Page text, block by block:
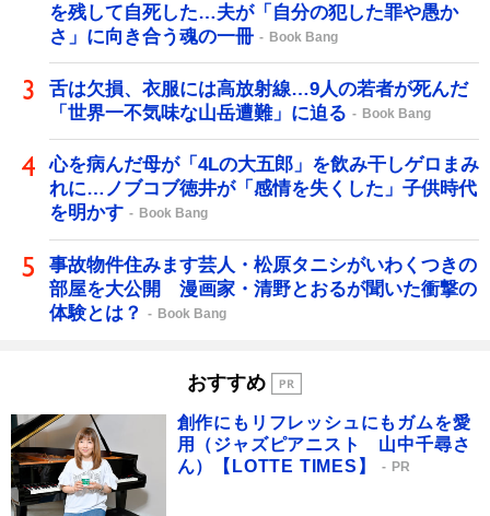
を残して自死した…夫が「自分の犯した罪や愚か
さ」に向き合う魂の一冊
Book Bang
舌は欠損、衣服には高放射線…9人の若者が死んだ
「世界一不気味な山岳遭難」に迫る
Book Bang
心を病んだ母が「4Lの大五郎」を飲み干しゲロまみ
れに…ノブコブ徳井が「感情を失くした」子供時代
を明かす
Book Bang
事故物件住みます芸人・松原タニシがいわくつきの
部屋を大公開 漫画家・清野とおるが聞いた衝撃の
体験とは？
Book Bang
おすすめ
創作にもリフレッシュにもガムを愛
用（ジャズピアニスト 山中千尋さ
ん）【LOTTE TIMES】
PR